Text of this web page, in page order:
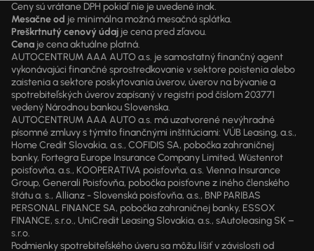
Ceny sú vrátane DPH pokiaľ nie je uvedené inak.
Mesačne od je minimálna možná mesačná splátka.
Preškrtnutý cenový údaj je cena pred zľavou.
Cena je cena aktuálne platná.
AUTOCENTRUM AAA AUTO a.s. je samostatný finančný agent
vykonávajúci finančné sprostredkovanie v sektore poistenia alebo
zaistenia a sektore poskytovania úverov, úverov na bývanie a
spotrebiteľských úverov zapísaný v registri pod číslom 203771
vedený Národnou bankou Slovenska.
AUTOCENTRUM AAA AUTO a.s. má uzatvorené nevýhradné
písomné zmluvy s týmito finančnými inštitúciami: VÚB Leasing, a.s.,
Home Credit Slovakia, a.s., COFIDIS SA, pobočka zahraničnej
banky, Fortegra Europe Insurance Company Limited, Wüstenrot
poisťovňa, a.s., KOOPERATIVA poisťovňa, a.s. Vienna Insurance
Group, Generali Poisťovňa, pobočka poisťovne z iného členského
štátu a. s., Allianz - Slovenská poisťovňa, a.s., BNP PARIBAS
PERSONAL FINANCE SA, pobočka zahraničnej banky, ESSOX
FINANCE, s.r.o., UniCredit Leasing Slovakia, a.s., sAutoleasing SK –
s.r.o.
Podmienky spotrebiteľského úveru sa môžu líšiť v závislosti od